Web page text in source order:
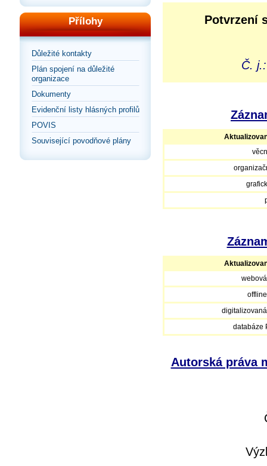
Přílohy
Důležité kontakty
Plán spojení na důležité
organizace
Dokumenty
Evidenční listy hlásných profilů
POVIS
Související povodňové plány
Potvrzení
Č.
databáze
Autorská práva